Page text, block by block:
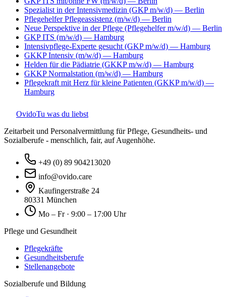
Spezialist in der Intensivmedizin (GKP m/w/d) — Berlin
Pflegehelfer Pflegeassistenz (m/w/d) — Berlin
Neue Perspektive in der Pflege (Pflegehelfer m/w/d) — Berlin
GKP ITS (m/w/d) — Hamburg
Intensivpflege-Experte gesucht (GKP m/w/d) — Hamburg
GKKP Intensiv (m/w/d) — Hamburg
Helden für die Pädiatrie (GKKP m/w/d) — Hamburg
GKKP Normalstation (m/w/d) — Hamburg
Pflegekraft mit Herz für kleine Patienten (GKKP m/w/d) —
Hamburg
OvidoTu was du liebst
Zeitarbeit und Personalvermittlung für Pflege, Gesundheits- und
Sozialberufe - menschlich, fair, auf Augenhöhe.
+49 (0) 89 904213020
info@ovido.care
Kaufingerstraße 24
80331 München
Mo – Fr · 9:00 – 17:00 Uhr
Pflege und Gesundheit
Pflegekräfte
Gesundheitsberufe
Stellenangebote
Sozialberufe und Bildung